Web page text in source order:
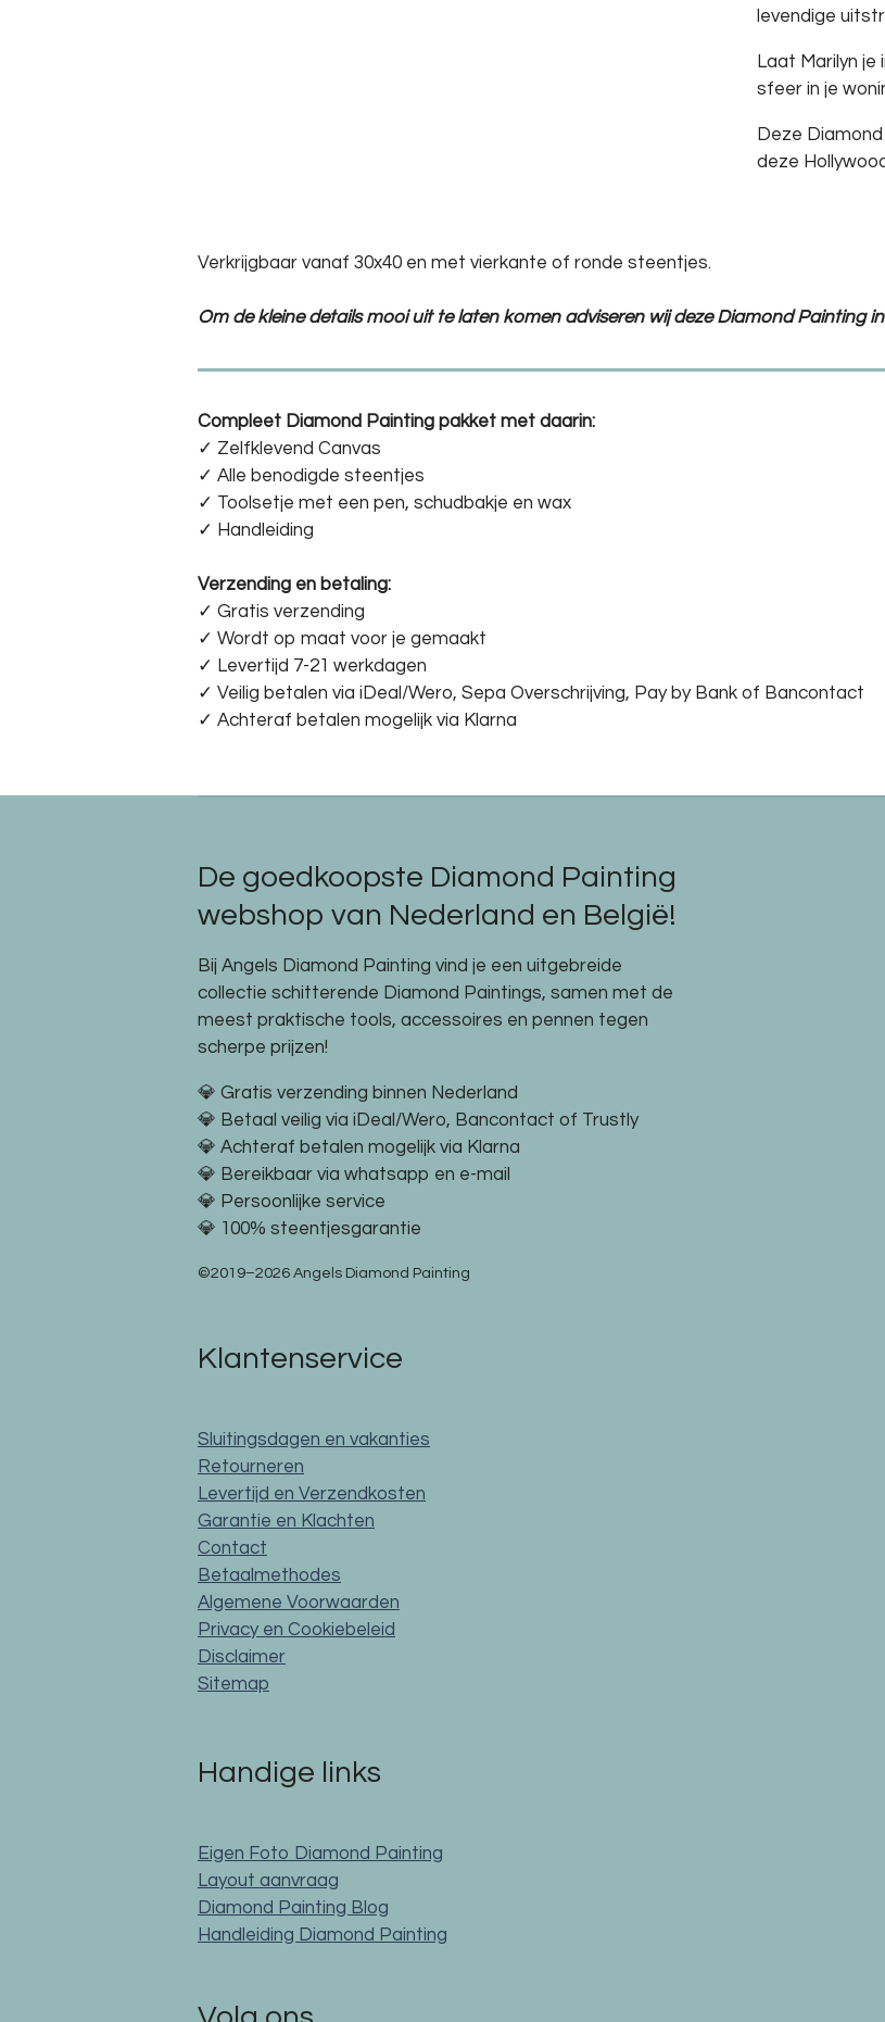
levendige
Laat Marilyn je
sfeer in je
Deze
deze
Verkrijgbaar vanaf 30x40 en met vierkante of ronde steentjes.
Om de kleine details mooi uit te laten komen adviseren wij deze Diamond Painting
Compleet Diamond Painting pakket met daarin:
✓ Zelfklevend Canvas
✓ Alle benodigde steentjes
✓ Toolsetje met een pen, schudbakje en wax
✓ Handleiding
Verzending en betaling:
✓ Gratis verzending
✓ Wordt op maat voor je gemaakt
✓ Levertijd 7-21 werkdagen
✓ Veilig betalen via iDeal/Wero, Sepa Overschrijving, Pay by Bank of Bancontact
✓ Achteraf betalen mogelijk via Klarna
De goedkoopste Diamond Painting
webshop van Nederland en België!
Bij Angels Diamond Painting vind je een uitgebreide
collectie schitterende Diamond Paintings, samen met de
meest praktische tools, accessoires en pennen tegen
scherpe prijzen!
💎 Gratis verzending binnen Nederland
💎 Betaal veilig via iDeal/Wero, Bancontact of Trustly
💎 Achteraf betalen mogelijk via Klarna
💎 Bereikbaar via whatsapp en e-mail
💎 Persoonlijke service
💎 100% steentjesgarantie
©2019–2026 Angels Diamond Painting
Klantenservice
Sluitingsdagen en vakanties
Retourneren
Levertijd en Verzendkosten
Garantie en Klachten
Contact
Betaalmethodes
Algemene Voorwaarden
Privacy en Cookiebeleid
Disclaimer
Sitemap
Handige links
Eigen Foto Diamond Painting
Layout aanvraag
Diamond Painting Blog
Handleiding Diamond Painting